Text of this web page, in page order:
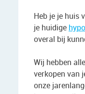
Heb je je huis
je huidige
overal bij
Wij hebben
verkopen van
onze